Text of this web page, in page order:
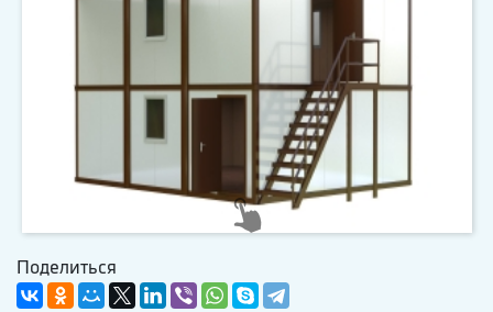
Поделиться